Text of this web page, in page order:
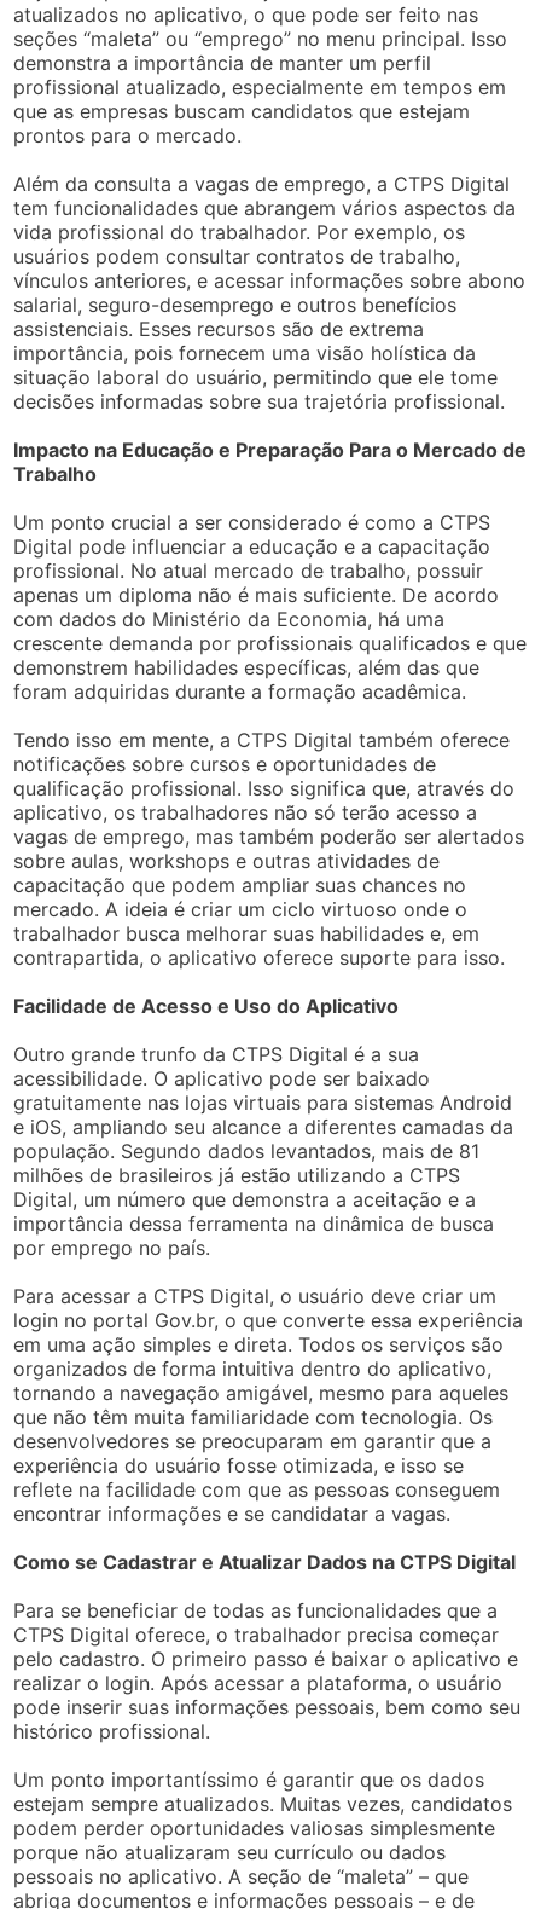
atualizados no aplicativo, o que pode ser feito nas
seções “maleta” ou “emprego” no menu principal. Isso
demonstra a importância de manter um perfil
profissional atualizado, especialmente em tempos em
que as empresas buscam candidatos que estejam
prontos para o mercado.
Além da consulta a vagas de emprego, a CTPS Digital
tem funcionalidades que abrangem vários aspectos da
vida profissional do trabalhador. Por exemplo, os
usuários podem consultar contratos de trabalho,
vínculos anteriores, e acessar informações sobre abono
salarial, seguro-desemprego e outros benefícios
assistenciais. Esses recursos são de extrema
importância, pois fornecem uma visão holística da
situação laboral do usuário, permitindo que ele tome
decisões informadas sobre sua trajetória profissional.
Impacto na Educação e Preparação Para o Mercado de
Trabalho
Um ponto crucial a ser considerado é como a CTPS
Digital pode influenciar a educação e a capacitação
profissional. No atual mercado de trabalho, possuir
apenas um diploma não é mais suficiente. De acordo
com dados do Ministério da Economia, há uma
crescente demanda por profissionais qualificados e que
demonstrem habilidades específicas, além das que
foram adquiridas durante a formação acadêmica.
Tendo isso em mente, a CTPS Digital também oferece
notificações sobre cursos e oportunidades de
qualificação profissional. Isso significa que, através do
aplicativo, os trabalhadores não só terão acesso a
vagas de emprego, mas também poderão ser alertados
sobre aulas, workshops e outras atividades de
capacitação que podem ampliar suas chances no
mercado. A ideia é criar um ciclo virtuoso onde o
trabalhador busca melhorar suas habilidades e, em
contrapartida, o aplicativo oferece suporte para isso.
Facilidade de Acesso e Uso do Aplicativo
Outro grande trunfo da CTPS Digital é a sua
acessibilidade. O aplicativo pode ser baixado
gratuitamente nas lojas virtuais para sistemas Android
e iOS, ampliando seu alcance a diferentes camadas da
população. Segundo dados levantados, mais de 81
milhões de brasileiros já estão utilizando a CTPS
Digital, um número que demonstra a aceitação e a
importância dessa ferramenta na dinâmica de busca
por emprego no país.
Para acessar a CTPS Digital, o usuário deve criar um
login no portal Gov.br, o que converte essa experiência
em uma ação simples e direta. Todos os serviços são
organizados de forma intuitiva dentro do aplicativo,
tornando a navegação amigável, mesmo para aqueles
que não têm muita familiaridade com tecnologia. Os
desenvolvedores se preocuparam em garantir que a
experiência do usuário fosse otimizada, e isso se
reflete na facilidade com que as pessoas conseguem
encontrar informações e se candidatar a vagas.
Como se Cadastrar e Atualizar Dados na CTPS Digital
Para se beneficiar de todas as funcionalidades que a
CTPS Digital oferece, o trabalhador precisa começar
pelo cadastro. O primeiro passo é baixar o aplicativo e
realizar o login. Após acessar a plataforma, o usuário
pode inserir suas informações pessoais, bem como seu
histórico profissional.
Um ponto importantíssimo é garantir que os dados
estejam sempre atualizados. Muitas vezes, candidatos
podem perder oportunidades valiosas simplesmente
porque não atualizaram seu currículo ou dados
pessoais no aplicativo. A seção de “maleta” – que
abriga documentos e informações pessoais – e de